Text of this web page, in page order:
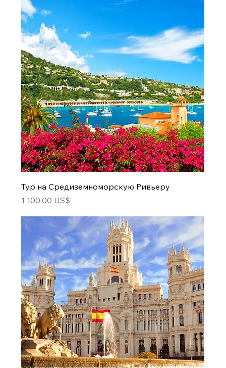
Тур на Средиземноморскую Ривьеру
Цена
1 100,00 US$